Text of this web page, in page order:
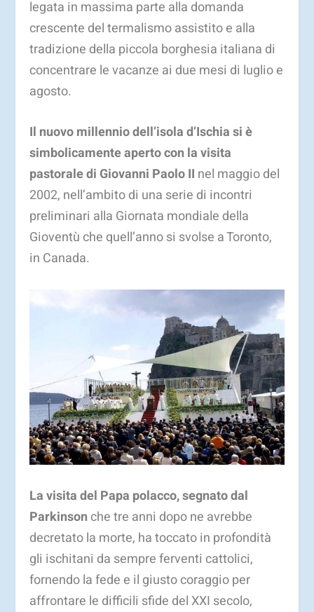
legata in massima parte alla domanda
crescente del termalismo assistito e alla
tradizione della piccola borghesia italiana di
concentrare le vacanze ai due mesi di luglio e
agosto.
Il nuovo millennio dell’isola d’Ischia si è
simbolicamente aperto con la visita
pastorale di Giovanni Paolo II nel maggio del
2002, nell’ambito di una serie di incontri
preliminari alla Giornata mondiale della
Gioventù che quell’anno si svolse a Toronto,
in Canada.
La visita del Papa polacco, segnato dal
Parkinson che tre anni dopo ne avrebbe
decretato la morte, ha toccato in profondità
gli ischitani da sempre ferventi cattolici,
fornendo la fede e il giusto coraggio per
affrontare le difficili sfide del XXI secolo,